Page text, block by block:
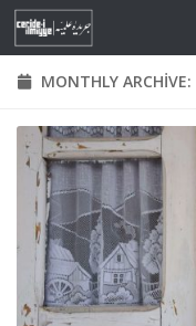
Skip to content
MONTHLY ARCHIVE: